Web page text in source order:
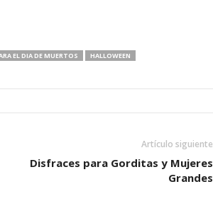
EL DIA DE MUERTOS
HALLOWEEN
Artículo siguiente
Disfraces para Gorditas y Mujeres
Grandes